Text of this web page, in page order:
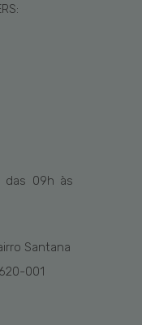
das 09h às
Santana
001